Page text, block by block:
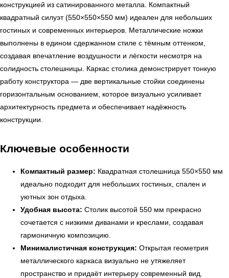
конструкцией из сатинированного металла. Компактный
квадратный силуэт (550×550×550 мм) идеален для небольших
гостиных и современных интерьеров. Металлические ножки
выполнены в едином сдержанном стиле с тёмным оттенком,
создавая впечатление воздушности и лёгкости несмотря на
солидность столешницы. Каркас столика демонстрирует тонкую
работу конструктора — две вертикальные стойки соединены
горизонтальным основанием, которое визуально усиливает
архитектурность предмета и обеспечивает надёжность
конструкции.
Ключевые особенности
Компактный размер: Квадратная столешница 550×550 мм
идеально подходит для небольших гостиных, спален и
уютных зон отдыха.
Удобная высота: Столик высотой 550 мм прекрасно
сочетается с низкими диванами и креслами, создавая
гармоничную композицию.
Минималистичная конструкция: Открытая геометрия
металлического каркаса визуально не утяжеляет
пространство и придаёт интерьеру современный вид.